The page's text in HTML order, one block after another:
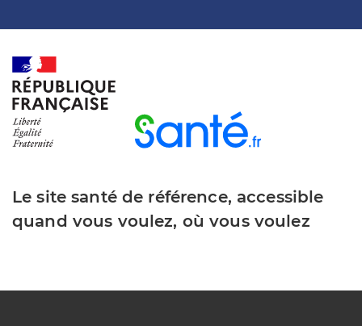
Le site santé de référence, accessible
quand vous voulez, où vous voulez